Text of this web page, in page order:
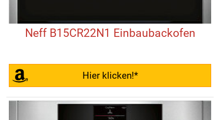
Neff B15CR22N1 Einbaubackofen
Hier klicken!*